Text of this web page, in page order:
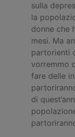
sulla
la
donne che
mesi. Ma
partorienti
vorremmo
fare delle
di